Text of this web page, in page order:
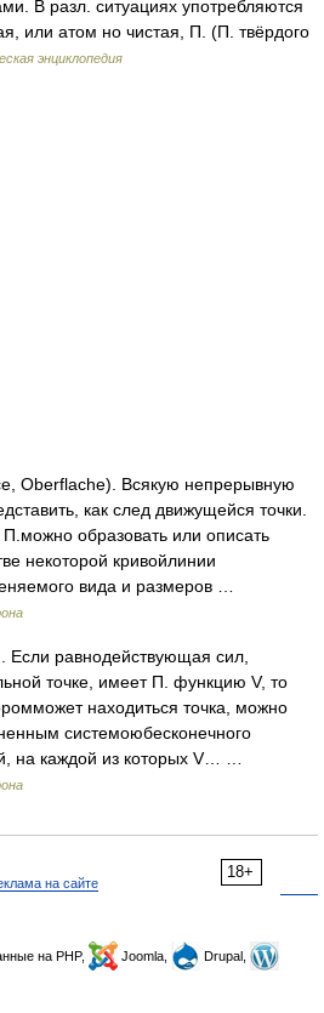
В разл. ситуациях употребляются
или атом но чистая, П. (П. твёрдого
энциклопедия
Oberflache). Всякую непрерывную
как след движущейся точки.
образовать или описать
некоторой кривойлинии
вида и размеров …
Если равнодействующая сил,
точке, имеет П. функцию V, то
находиться точка, можно
системоюбесконечного
на каждой из которых V… …
18+
на сайте
на PHP, Joomla,
Drupal,